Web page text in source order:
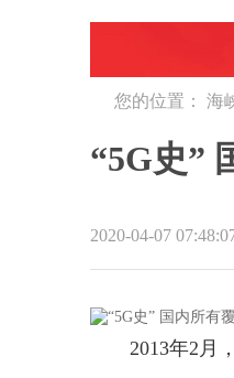
您的位置： 海
“5G史”
2020-04-07
2013年2月